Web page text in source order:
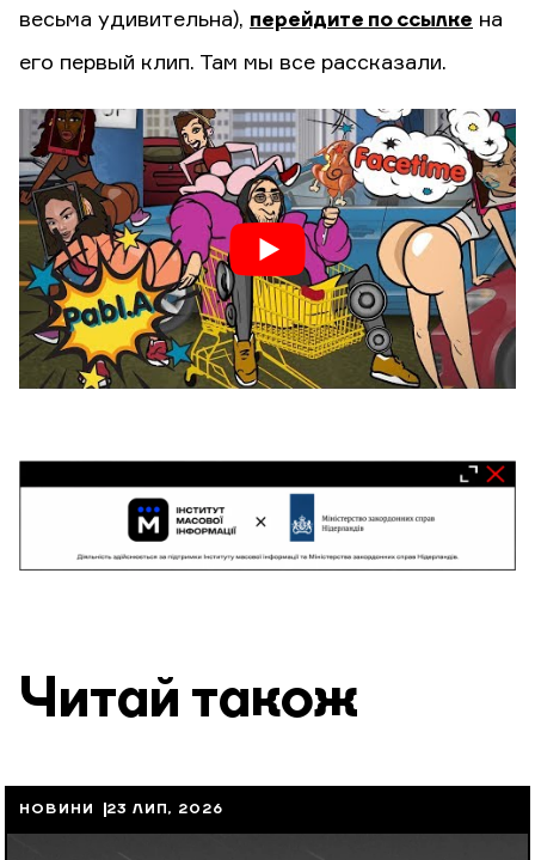
весьма удивительна), перейдите по ссылке на
его первый клип. Там мы все рассказали.
Читай також
НОВИНИ 23 ЛИП, 2026